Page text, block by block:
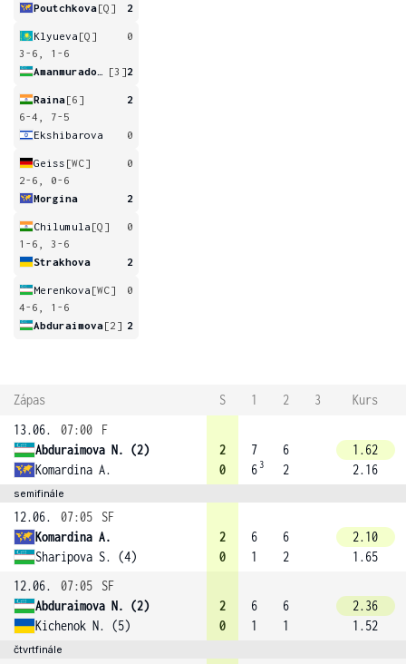
Poutchkova[Q] 2
Klyueva [Q]
0
3-6, 1-6
[3]2
Raina[6]
2
6-4, 7-5
Ekshibarova
0
Geiss [WC]
0
2-6, 0-6
Morgina
2
Chilumula [Q]
0
1-6, 3-6
Strakhova
2
Merenkova [WC]
0
4-6, 1-6
Abduraimova[2] 2
Zápas S 1 2 3
Kurs
13.06.
07:00
F
Abduraimova N. (2)
Komardina A.
2
0
7
6 3
6
2
1.62
2.16
semifinále
12.06. 07:05
SF
Komardina A.
Sharipova S. (4)
2
0
6
1
6
2
2.10
1.65
12.06.
07:05
SF
Abduraimova N. (2)
Kichenok N. (5)
2
0
6
1
6
1
2.36
1.52
čtvrtfinále